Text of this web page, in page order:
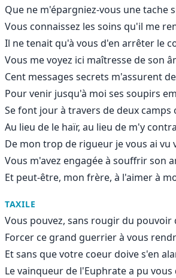
Que ne m'épargniez-vous une tache
Vous connaissez les soins qu'il me
Il ne tenait qu'à vous d'en arrêter le
Vous me voyez ici maîtresse de son
Cent messages secrets m'assurent
Pour venir jusqu'à moi ses soupirs
Se font jour à travers de deux camps
Au lieu de le haïr, au lieu de m'y
De mon trop de rigueur je vous ai vu
Vous m'avez engagée à souffrir son
Et peut-être, mon frère, à l'aimer à
TAXILE
Vous pouvez, sans rougir du pouvoir
Forcer ce grand guerrier à vous
Et sans que votre coeur doive s'en
Le vainqueur de l'Euphrate a pu vous